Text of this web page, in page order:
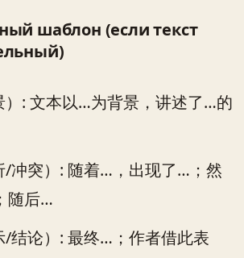
шаблон (если текст
）: 文本以…为背景，讲述了…的
/冲突）: 随着…，出现了…；然
随后…
/结论）: 最终…；作者借此表